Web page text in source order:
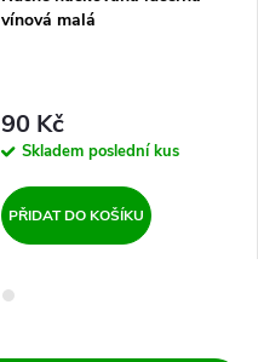
vínová malá
90 Kč
Skladem poslední kus
PŘIDAT DO KOŠÍKU